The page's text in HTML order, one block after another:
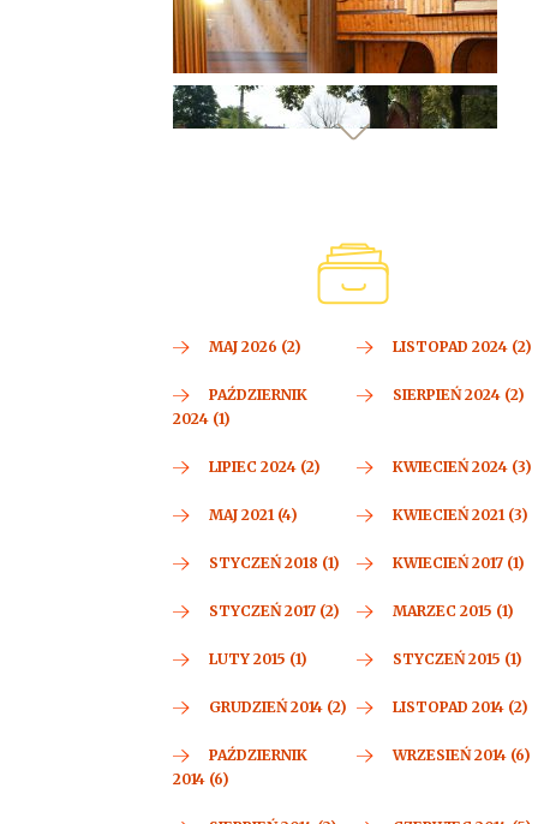
MAJ 2026 (2) LISTOPAD 2024 (2)
PAŹDZIERNIK
2024 (1)
SIERPIEŃ 2024 (2)
LIPIEC 2024 (2) KWIECIEŃ 2024 (3)
MAJ 2021 (4) KWIECIEŃ 2021 (3)
STYCZEŃ 2018 (1) KWIECIEŃ 2017 (1)
STYCZEŃ 2017 (2) MARZEC 2015 (1)
LUTY 2015 (1) STYCZEŃ 2015 (1)
GRUDZIEŃ 2014 (2) LISTOPAD 2014 (2)
PAŹDZIERNIK
2014 (6)
WRZESIEŃ 2014 (6)